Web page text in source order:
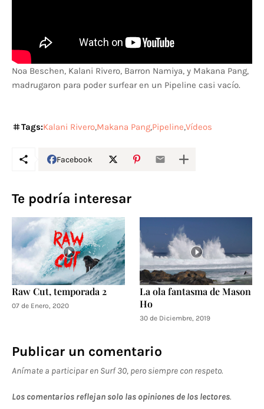
Noa Beschen, Kalani Rivero, Barron Namiya, y Makana Pang,
madrugaron para poder surfear en un Pipeline casi vacío.
Tags:Kalani Rivero Makana Pang Pipeline Vídeos
Facebook
Te podría interesar
Raw Cut, temporada 2
07 de Enero, 2020
La ola fantasma de Mason
Ho
30 de Diciembre, 2019
Publicar un comentario
Anímate a participar en Surf 30, pero siempre con respeto.
Los comentarios reflejan solo las opiniones de los lectores.